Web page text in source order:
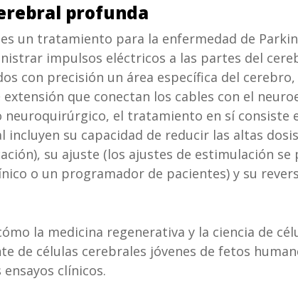
profunda
un tratamiento para la enfermedad de
impulsos eléctricos a las partes del
con precisión un área específica del
que conectan los cables con el
el tratamiento en sí consiste
su capacidad de reducir las altas
su ajuste (los ajustes de estimulación
o un programador de pacientes) y su
la medicina regenerativa y la ciencia de
de células cerebrales jóvenes de fetos
clínicos.